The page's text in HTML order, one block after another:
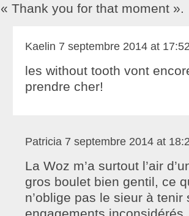
« Thank you for that moment ».
Kaelin 7 septembre 2014 at
les without tooth vont
prendre cher!
Patricia 7 septembre 2014 at
La Woz m’a surtout l’air
gros boulet bien gentil, ce
n’oblige pas le sieur à tenir
engagements